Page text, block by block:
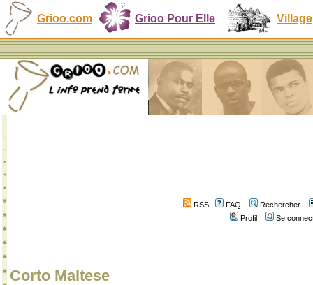
Grioo.com Grioo Pour Elle Village
RSS FAQ
Rechercher
Profil
Se
Corto Maltese